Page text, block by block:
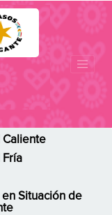
Caliente
Situación de